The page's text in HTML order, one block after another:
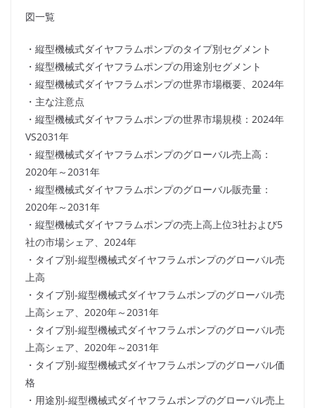
図一覧
・縦型機械式ダイヤフラムポンプのタイプ別セグメント
・縦型機械式ダイヤフラムポンプの用途別セグメント
・縦型機械式ダイヤフラムポンプの世界市場概要、2024年
・主な注意点
・縦型機械式ダイヤフラムポンプの世界市場規模：2024年
VS2031年
・縦型機械式ダイヤフラムポンプのグローバル売上高：
2020年～2031年
・縦型機械式ダイヤフラムポンプのグローバル販売量：
2020年～2031年
・縦型機械式ダイヤフラムポンプの売上高上位3社および5
社の市場シェア、2024年
・タイプ別-縦型機械式ダイヤフラムポンプのグローバル売
上高
・タイプ別-縦型機械式ダイヤフラムポンプのグローバル売
上高シェア、2020年～2031年
・タイプ別-縦型機械式ダイヤフラムポンプのグローバル売
上高シェア、2020年～2031年
・タイプ別-縦型機械式ダイヤフラムポンプのグローバル価
格
・用途別-縦型機械式ダイヤフラムポンプのグローバル売上